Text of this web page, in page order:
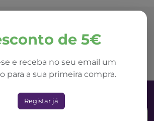
de 5€
e receba no seu email um
para a sua primeira compra.
Registar já